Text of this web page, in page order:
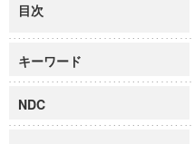
目次
キーワード
NDC